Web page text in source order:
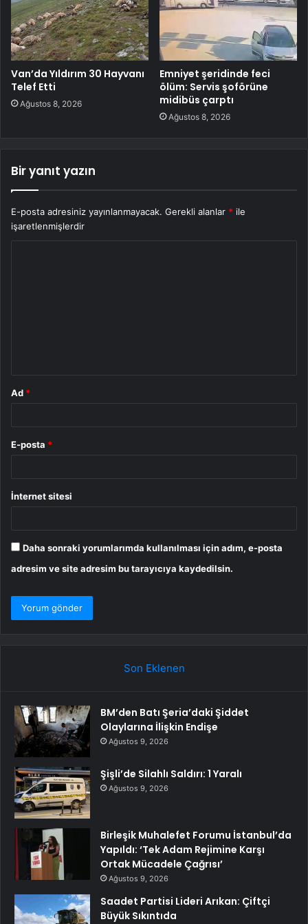
Van’da Yıldırım 30 Hayvanı
Telef Etti
Ağustos 8, 2026
Emniyet şeridinde feci
ölüm: Servis şoförüne
midibüs çarptı
Ağustos 8, 2026
Bir yanıt yazın
E-posta adresiniz yayınlanmayacak. Gerekli alanlar * ile
işaretlenmişlerdir
Ad *
E-posta *
İnternet sitesi
Daha sonraki yorumlarımda kullanılması için adım, e-posta
adresim ve site adresim bu tarayıcıya kaydedilsin.
Son Eklenen
BM’den Batı Şeria’daki Şiddet
Olaylarına İlişkin Endişe
Ağustos 9, 2026
Şişli’de Silahlı Saldırı: 1 Yaralı
Ağustos 9, 2026
Birleşik Muhalefet Forumu İstanbul’da
Yapıldı: ‘Tek Adam Rejimine Karşı
Ortak Mücadele Çağrısı’
Ağustos 9, 2026
Saadet Partisi Lideri Arıkan: Çiftçi
Büyük Sıkıntıda